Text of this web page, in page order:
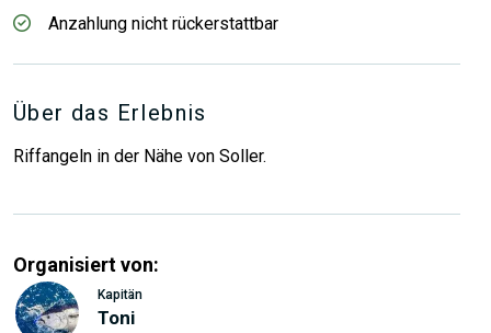
Anzahlung nicht rückerstattbar
Über das Erlebnis
Riffangeln in der Nähe von Soller.
Organisiert von:
Kapitän
Toni